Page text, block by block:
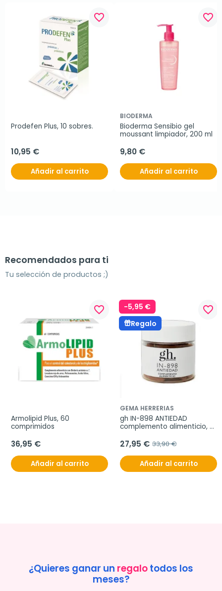
favorite_border
Prodefen Plus, 10 sobres.
10,95 €
Añadir al carrito
favorite_border
BIODERMA
Bioderma Sensibio gel
moussant limpiador, 200 ml
9,80 €
Añadir al carrito
Recomendados para ti
Tu selección de productos ;)
favorite_border
Armolipid Plus, 60
comprimidos
36,95 €
Añadir al carrito
-5,95 €
Regalo
favorite_border
GEMA HERRERIAS
gh IN-898 ANTIEDAD
complemento alimenticio,
27,95 € 33,90 €
Añadir al carrito
¿Quieres ganar un regalotodos los
meses?